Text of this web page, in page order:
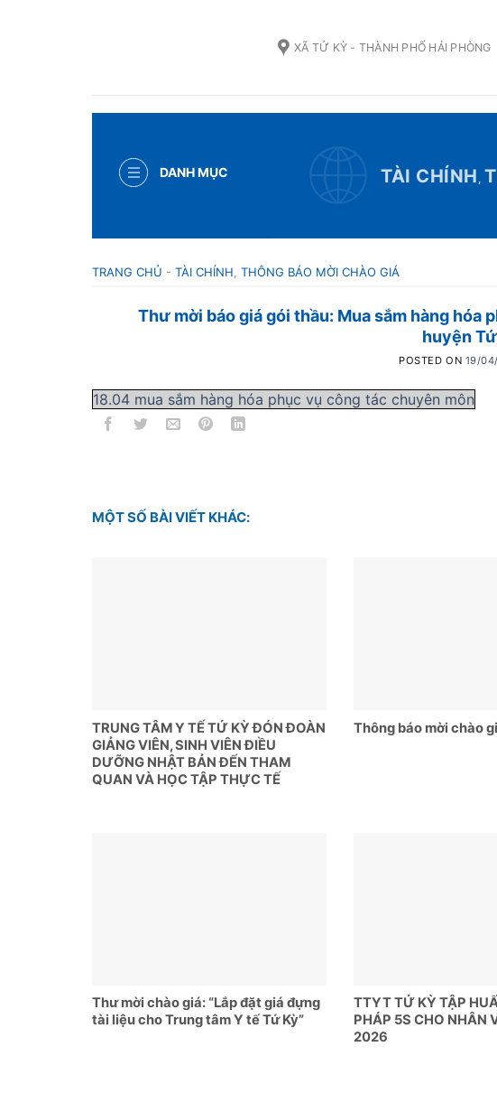
XÃ TỨ KỲ - THÀNH PHỐ HẢI PHÒNG
DANH MỤC TÀI CHÍNH ,
TRANG CHỦ - TÀI CHÍNH THÔNG BÁO MỜI CHÀO GIÁ
Thư mời báo giá gói thầu: Mua sắm hàng
huyện
POSTED ON 19/
18.04 mua sắm hàng hóa phục vụ công tác chuyên môn
MỘT SỐ BÀI VIẾT KHÁC:
TRUNG TÂM Y TẾ TỨ KỲ ĐÓN ĐOÀN
GIẢNG VIÊN, SINH VIÊN ĐIỀU
DƯỠNG NHẬT BẢN ĐẾN THAM
QUAN VÀ HỌC TẬP THỰC TẾ
Thông báo mời chào
Thư mời chào giá: “Lắp đặt giá đựng
tài liệu cho Trung tâm Y tế Tứ Kỳ”
TTYT TỨ KỲ TẬP
PHÁP 5S CHO NHÂN
2026